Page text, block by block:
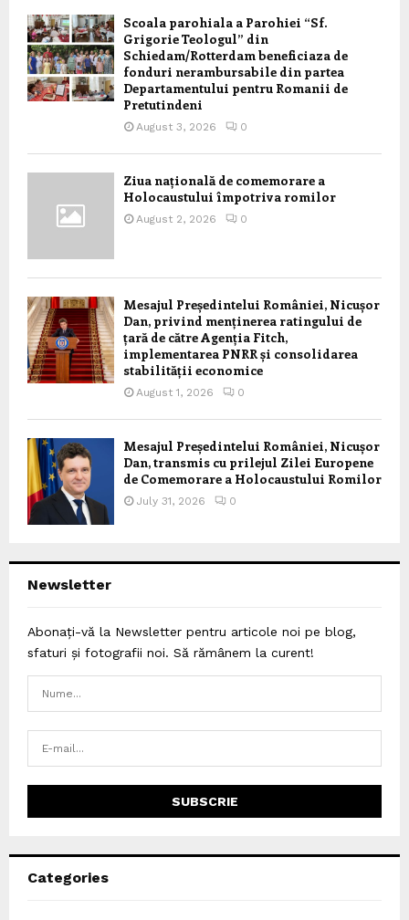
Scoala parohiala a Parohiei “Sf.
Grigorie Teologul” din
Schiedam/Rotterdam beneficiaza de
fonduri nerambursabile din partea
Departamentului pentru Romanii de
Pretutindeni
August 3, 2026 0
Ziua națională de comemorare a
Holocaustului împotriva romilor
August 2, 2026 0
Mesajul Președintelui României, Nicușor
Dan, privind menținerea ratingului de
țară de către Agenția Fitch,
implementarea PNRR și consolidarea
stabilității economice
August 1, 2026 0
Mesajul Președintelui României, Nicușor
Dan, transmis cu prilejul Zilei Europene
de Comemorare a Holocaustului Romilor
July 31, 2026 0
Newsletter
Abonați-vă la Newsletter pentru articole noi pe blog,
sfaturi și fotografii noi. Să rămânem la curent!
Categories